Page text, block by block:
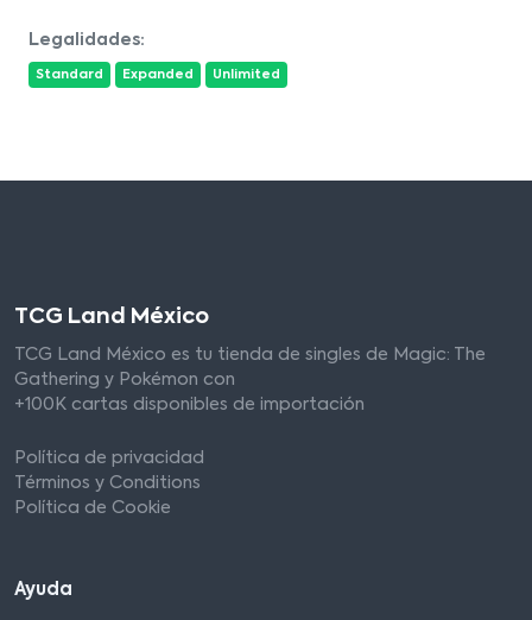
Legalidades:
Standard Expanded Unlimited
TCG Land México
TCG Land México es tu tienda de singles de Magic: The
Gathering y Pokémon con
+100K cartas disponibles de importación
Política de privacidad
Términos y Conditions
Política de Cookie
Ayuda